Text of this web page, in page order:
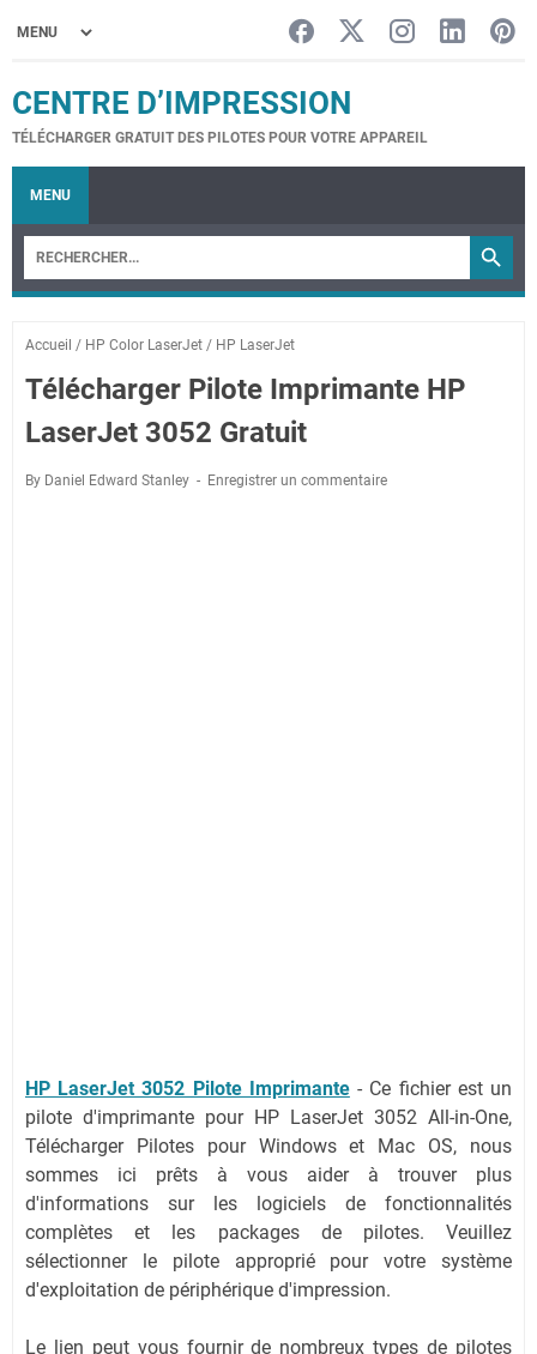
CENTRE D’IMPRESSION
TÉLÉCHARGER GRATUIT DES PILOTES POUR VOTRE APPAREIL
MENU
Accueil / HP Color LaserJet / HP LaserJet
Télécharger Pilote Imprimante HP
LaserJet 3052 Gratuit
By Daniel Edward Stanley Enregistrer un commentaire
HP LaserJet 3052 Pilote Imprimante - Ce fichier est un
pilote d'imprimante pour HP LaserJet 3052 All-in-One,
Télécharger Pilotes pour Windows et Mac OS, nous
sommes ici prêts à vous aider à trouver plus
d'informations sur les logiciels de fonctionnalités
complètes et les packages de pilotes. Veuillez
sélectionner le pilote approprié pour votre système
d'exploitation de périphérique d'impression.
Le lien peut vous fournir de nombreux types de pilotes